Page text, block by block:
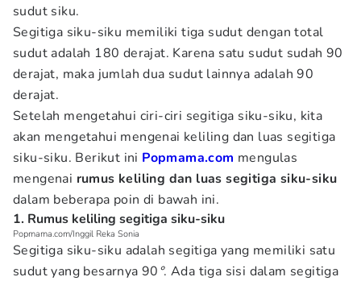
sudut siku.
Segitiga siku-siku memiliki tiga sudut dengan total
sudut adalah 180 derajat. Karena satu sudut sudah 90
derajat, maka jumlah dua sudut lainnya adalah 90
derajat.
Setelah mengetahui ciri-ciri segitiga siku-siku, kita
akan mengetahui mengenai keliling dan luas segitiga
siku-siku. Berikut ini Popmama.com mengulas
mengenai rumus keliling dan luas segitiga siku-siku
dalam beberapa poin di bawah ini.
1. Rumus keliling segitiga siku-siku
Popmama.com/Inggil Reka Sonia
Segitiga siku-siku adalah segitiga yang memiliki satu
sudut yang besarnya 90°. Ada tiga sisi dalam segitiga